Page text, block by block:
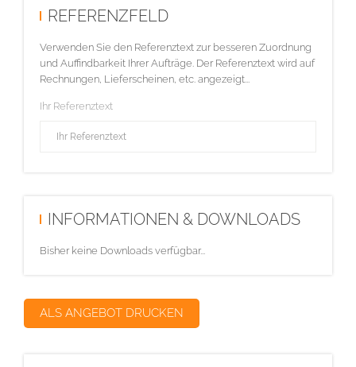
REFERENZFELD
Verwenden Sie den Referenztext zur besseren Zuordnung
und Auffindbarkeit Ihrer Aufträge. Der Referenztext wird auf
Rechnungen, Lieferscheinen, etc. angezeigt...
Ihr Referenztext
INFORMATIONEN & DOWNLOADS
Bisher keine Downloads verfügbar...
ALS ANGEBOT DRUCKEN